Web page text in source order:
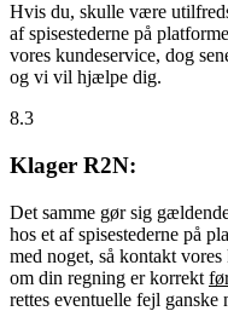
Hvis du, skulle være
af spisestederne på
vores kundeservice, dog
og vi vil hjælpe dig.
8.3
Klager R2N:
Det samme gør sig
hos et af spisestederne på
med noget, så kontakt
om din regning er korrekt
rettes eventuelle fejl ganske